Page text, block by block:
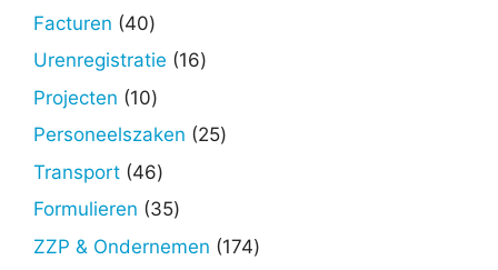
Facturen 4040
producten
Urenregistratie 1616
Projecten 1010
producten
Personeelszaken 2525
Transport 4646
producten
Formulieren 3535
producten
ZZP & Ondernemen 174174